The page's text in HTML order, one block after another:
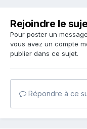
Rejoindre le
Pour poster un
vous avez un compte
publier dans ce sujet.
Répondre à ce